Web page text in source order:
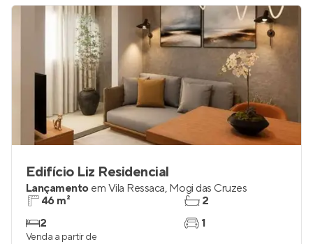
Edifício Liz Residencial
Lançamento em Vila Ressaca, Mogi das Cruzes
46 m²
2
2
1
Venda a partir de